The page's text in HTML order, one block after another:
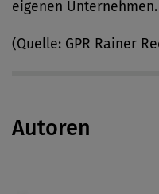
eigenen Unternehmen.
(Quelle: GPR Rainer
Autoren